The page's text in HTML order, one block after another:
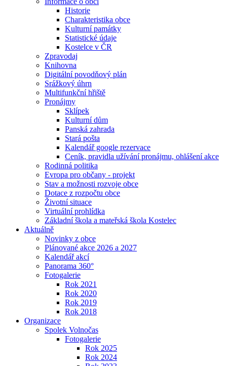
Historie
Charakteristika obce
Kulturní památky
Statistické údaje
Kostelce v ČR
Zpravodaj
Knihovna
Digitální povodňový plán
Srážkový úhrn
Multifunkční hřiště
Pronájmy
Sklípek
Kulturní dům
Panská zahrada
Stará pošta
Kalendář google rezervace
Ceník, pravidla užívání pronájmu, ohlášení akce
Rodinná politika
Evropa pro občany - projekt
Stav a možnosti rozvoje obce
Dotace z rozpočtu obce
Životní situace
Virtuální prohlídka
Základní škola a mateřská škola Kostelec
Aktuálně
Novinky z obce
Plánované akce 2026 a 2027
Kalendář akcí
Panorama 360°
Fotogalerie
Rok 2021
Rok 2020
Rok 2019
Rok 2018
Organizace
Spolek Volnočas
Fotogalerie
Rok 2025
Rok 2024